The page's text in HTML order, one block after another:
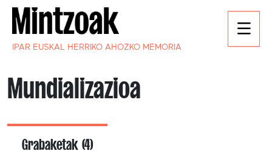
IPAR EUSKAL HERRIKO AHOZKO MEMORIA
Mundializazioa
Grabaketak (4)